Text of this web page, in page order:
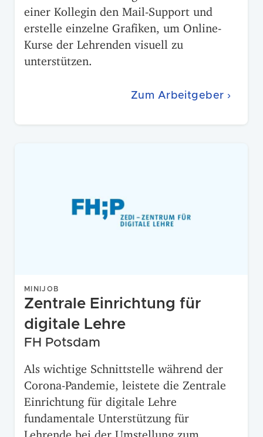
einer Kollegin den Mail-Support und
erstelle einzelne Grafiken, um Online-
Kurse der Lehrenden visuell zu
unterstützen.
Zum Arbeitgeber ›
MINIJOB
Zentrale Einrichtung für
digitale Lehre
FH Potsdam
Als wichtige Schnittstelle während der
Corona-Pandemie, leistete die Zentrale
Einrichtung für digitale Lehre
fundamentale Unterstützung für
Lehrende bei der Umstellung zum